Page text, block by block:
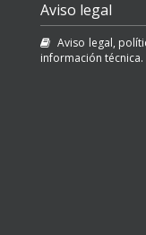
Aviso legal
Aviso legal,
información técnica.